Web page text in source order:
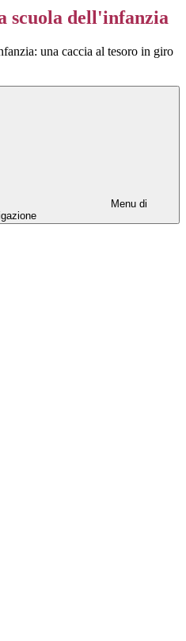
scuola dell'infanzia
una caccia al tesoro in giro
Menu di